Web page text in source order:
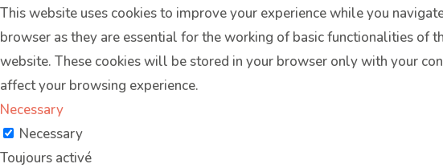
This website uses cookies to improve your experience while you
browser as they are essential for the working of basic functionalities of
website. These cookies will be stored in your browser only with your
affect your browsing experience.
Necessary
Necessary
Toujours activé